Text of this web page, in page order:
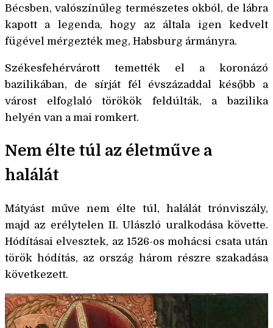
Bécsben, valószínűleg természetes okból, de lábra
kapott a legenda, hogy az általa igen kedvelt
fügével mérgezték meg, Habsburg ármányra.
Székesfehérvárott temették el a koronázó
bazilikában, de sírját fél évszázaddal később a
várost elfoglaló törökök feldúlták, a bazilika
helyén van a mai romkert.
Nem élte túl az életműve a
halálát
Mátyást műve nem élte túl, halálát trónviszály,
majd az erélytelen II. Ulászló uralkodása követte.
Hódításai elvesztek, az 1526-os mohácsi csata után
török hódítás, az ország három részre szakadása
következett.